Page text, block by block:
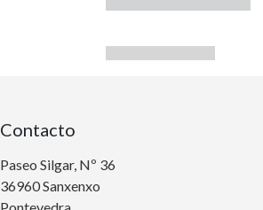
Contacto
Paseo Silgar, Nº 36
36960 Sanxenxo